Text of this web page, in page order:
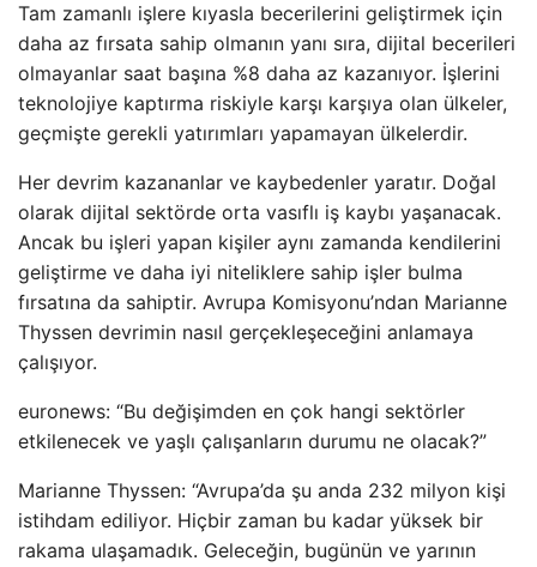
Tam zamanlı işlere kıyasla becerilerini geliştirmek için
daha az fırsata sahip olmanın yanı sıra, dijital becerileri
olmayanlar saat başına %8 daha az kazanıyor. İşlerini
teknolojiye kaptırma riskiyle karşı karşıya olan ülkeler,
geçmişte gerekli yatırımları yapamayan ülkelerdir.
Her devrim kazananlar ve kaybedenler yaratır. Doğal
olarak dijital sektörde orta vasıflı iş kaybı yaşanacak.
Ancak bu işleri yapan kişiler aynı zamanda kendilerini
geliştirme ve daha iyi niteliklere sahip işler bulma
fırsatına da sahiptir. Avrupa Komisyonu’ndan Marianne
Thyssen devrimin nasıl gerçekleşeceğini anlamaya
çalışıyor.
euronews: “Bu değişimden en çok hangi sektörler
etkilenecek ve yaşlı çalışanların durumu ne olacak?”
Marianne Thyssen: “Avrupa’da şu anda 232 milyon kişi
istihdam ediliyor. Hiçbir zaman bu kadar yüksek bir
rakama ulaşamadık. Geleceğin, bugünün ve yarının